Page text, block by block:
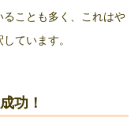
ことも多く、これはや
ています。
功！